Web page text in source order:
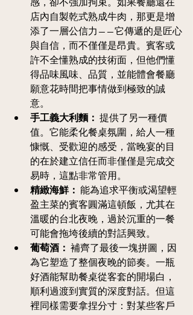
店內自製乾式熟成牛肉，那更是增
添了一層公信力——它傳遞的是匠心
與自信，而不僅僅是昂貴。賓客或
許不全懂熟成的技術面，但他們懂
得品味風味、品質，並能體會餐廳
願意花時間把事情做到極致的誠
意。
手工義大利麵： 提供了另一種價
值。它能柔化餐桌氛圍，給人一種
慷慨、受歡迎的感受，當晚宴的目
的在於建立信任而非僅僅是完成交
易時，這點非常管用。
精緻海鮮： 能為追求平衡或渴望輕
盈主菜的賓客圓滿這頓飯，尤其在
溫暖的台北夜晚，過於沉重的一餐
可能會拖垮後續的對話興致。
葡萄酒： 補齊了最後一塊拼圖，因
為它塑造了整個夜晚的節奏。一瓶
好酒能幫助餐桌從客套的開場白，
順利過渡到實質的深度對話。但這
裡同樣需要拿捏分寸：對某些客戶